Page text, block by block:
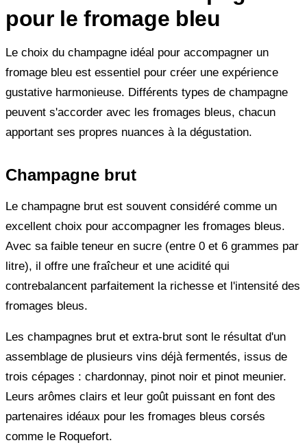
pour le fromage bleu
Le choix du champagne idéal pour accompagner un
fromage bleu est essentiel pour créer une expérience
gustative harmonieuse. Différents types de champagne
peuvent s'accorder avec les fromages bleus, chacun
apportant ses propres nuances à la dégustation.
Champagne brut
Le champagne brut est souvent considéré comme un
excellent choix pour accompagner les fromages bleus.
Avec sa faible teneur en sucre (entre 0 et 6 grammes par
litre), il offre une fraîcheur et une acidité qui
contrebalancent parfaitement la richesse et l'intensité des
fromages bleus.
Les champagnes brut et extra-brut sont le résultat d'un
assemblage de plusieurs vins déjà fermentés, issus de
trois cépages : chardonnay, pinot noir et pinot meunier.
Leurs arômes clairs et leur goût puissant en font des
partenaires idéaux pour les fromages bleus corsés
comme le Roquefort.